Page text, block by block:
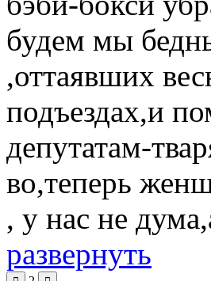
будем мы
,оттаявших
подъездах,и
депутатам-
во,теперь
, у нас не
развернуть